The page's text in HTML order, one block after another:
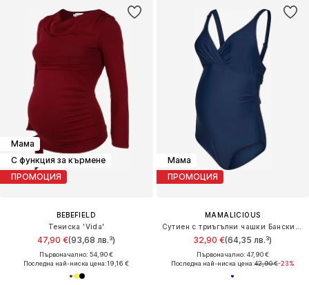
Мама
С функция за кърмене
ПРОМОЦИЯ
BEBEFIELD
Тениска 'Vida'
47,90 €(93,68 лв.³)
Първоначално: 54,90 €
Последна най-ниска цена:19,16 €
Мама
ПРОМОЦИЯ
MAMALICIOUS
32,90 €(64,35 лв.³)
Първоначално: 47,90 €
Последна най-ниска цена:42,90 €-23%